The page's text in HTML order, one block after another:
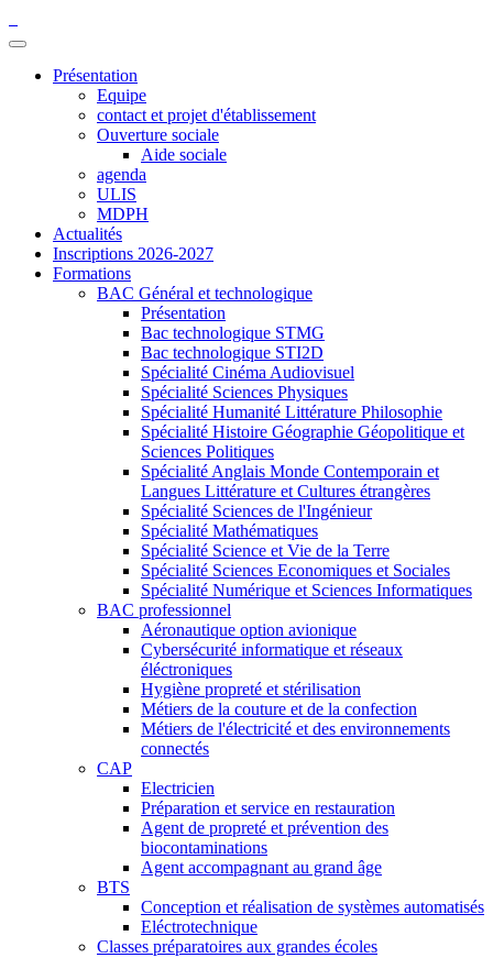
Présentation
Equipe
contact et projet d'établissement
Ouverture sociale
Aide sociale
agenda
ULIS
MDPH
Actualités
Inscriptions 2026-2027
Formations
BAC Général et technologique
Présentation
Bac technologique STMG
Bac technologique STI2D
Spécialité Cinéma Audiovisuel
Spécialité Sciences Physiques
Spécialité Humanité Littérature Philosophie
Spécialité Histoire Géographie Géopolitique et
Sciences Politiques
Spécialité Anglais Monde Contemporain et
Langues Littérature et Cultures étrangères
Spécialité Sciences de l'Ingénieur
Spécialité Mathématiques
Spécialité Science et Vie de la Terre
Spécialité Sciences Economiques et Sociales
Spécialité Numérique et Sciences Informatiques
BAC professionnel
Aéronautique option avionique
Cybersécurité informatique et réseaux
éléctroniques
Hygiène propreté et stérilisation
Métiers de la couture et de la confection
Métiers de l'électricité et des environnements
connectés
CAP
Electricien
Préparation et service en restauration
Agent de propreté et prévention des
biocontaminations
Agent accompagnant au grand âge
BTS
Conception et réalisation de systèmes automatisés
Eléctrotechnique
Classes préparatoires aux grandes écoles